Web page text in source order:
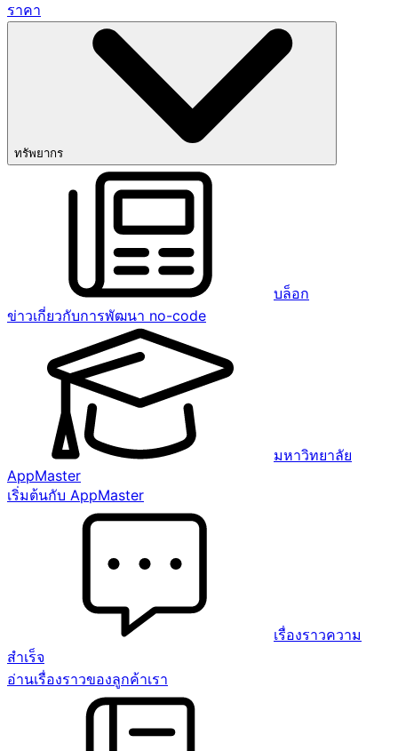
ราคา
ทรัพยากร
บล็อก
ข่าวเกี่ยวกับการพัฒนา no-code
มหาวิทยาลัย
AppMaster
เริ่มต้นกับ AppMaster
เรื่องราวความ
สำเร็จ
อ่านเรื่องราวของลูกค้าเรา